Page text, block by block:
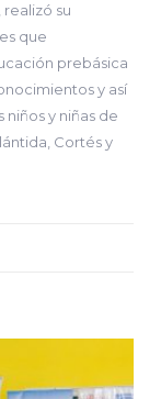
realizó su
que
prebásica
y así
y niñas de
Cortés y